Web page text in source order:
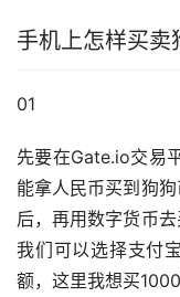
手机上怎样买卖
01
先要在Gate.io交易
能拿人民币买到狗
后，再用数字货币
我们可以选择支付宝
额，这里我想买